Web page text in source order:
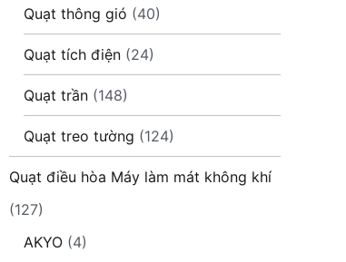
Quạt thông gió (40)
Quạt tích điện (24)
Quạt trần (148)
Quạt treo tường (124)
Quạt điều hòa Máy làm mát không khí
(127)
AKYO (4)